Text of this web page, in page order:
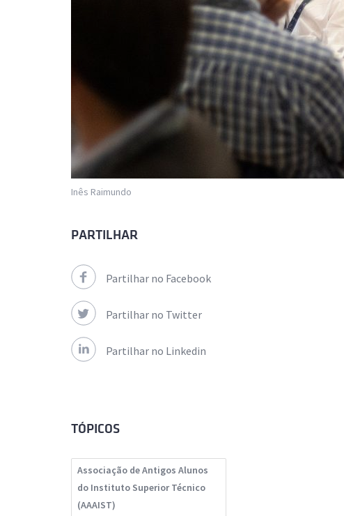
Inês Raimundo
PARTILHAR
Partilhar no Facebook
Partilhar no Twitter
Partilhar no Linkedin
TÓPICOS
Associação de Antigos Alunos
do Instituto Superior Técnico
(AAAIST)